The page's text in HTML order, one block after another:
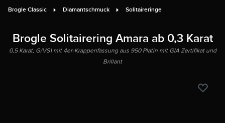
Brogle Classic Diamantschmuck Solitaireringe
Brogle Solitairering Amara ab 0,3 Karat
0,5 Karat, G/VS1 mit 4er-Krappenfassung aus 950 Platin mit GIA Zertifikat und
Brillant